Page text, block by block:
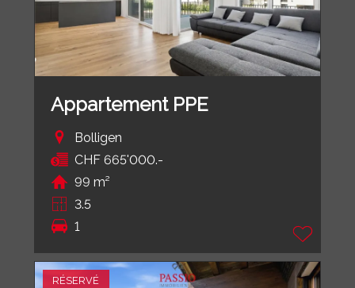
Appartement PPE
Bolligen
CHF 665'000.-
99 m²
3.5
1
RÉSERVÉ